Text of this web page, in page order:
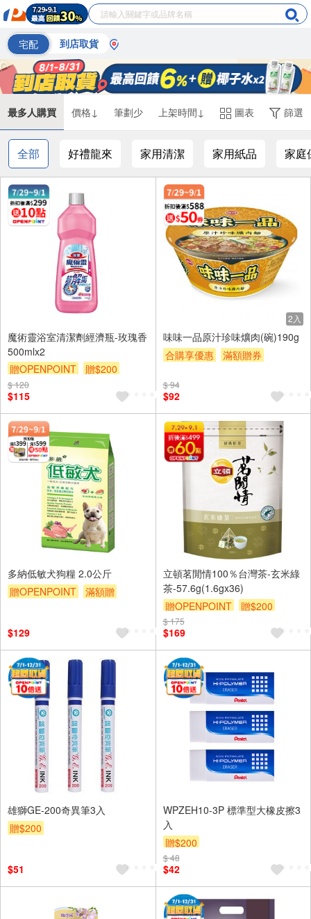
宅配 到店取貨
最多人購買 價格↓ 筆劃少 上架時間↓ 圖表 篩選
全部 好禮龍來 家用清潔 家用紙品 家庭
魔術靈浴室清潔劑經濟瓶-玫瑰香
500mlx2
贈OPENPOINT
贈$200
$ 120
$115
2入
味味一品原汁珍味爌肉(碗)190g
合購享優惠
滿額贈券
$ 94
$92
多納低敏犬狗糧 2.0公斤
贈OPENPOINT
滿額贈
$129
立頓茗閒情100％台灣茶-玄米綠
茶-57.6g(1.6gx36)
贈OPENPOINT
贈$200
$ 175
$169
雄獅GE-200奇異筆3入
贈$200
$51
WPZEH10-3P 標準型大橡皮擦3
入
贈$200
$ 48
$42